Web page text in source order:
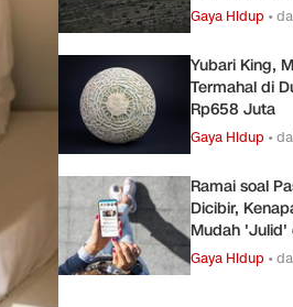
Gaya Hidup •
Yubari King,
Termahal di
Rp658 Juta
Gaya Hidup •
Ramai soal
Dicibir,
Mudah 'Julid'
Gaya Hidup •